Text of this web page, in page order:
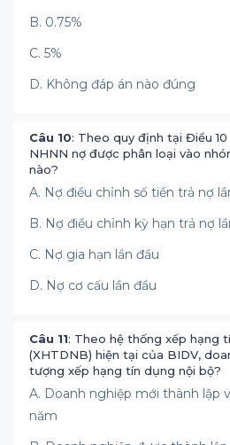
B. 0.75%
C. 5%
D. Không đáp án nào đúng
Câu 10: Theo quy định tại Điều
NHNN nợ được phân loại vào
nào?
A. Nợ điều chỉnh số tiền trả nợ
B. Nợ điều chỉnh kỳ hạn trả nợ
C. Nợ gia hạn lần đầu
D. Nợ cơ cấu lần đầu
Câu 11: Theo hệ thống xếp hạng
(XHTDNB) hiện tại của BIDV,
tượng xếp hạng tín dụng nội bộ?
A. Doanh nghiệp mới thành lập
năm